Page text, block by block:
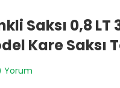
Saksı 0,8
Kare Saksı
Yorum